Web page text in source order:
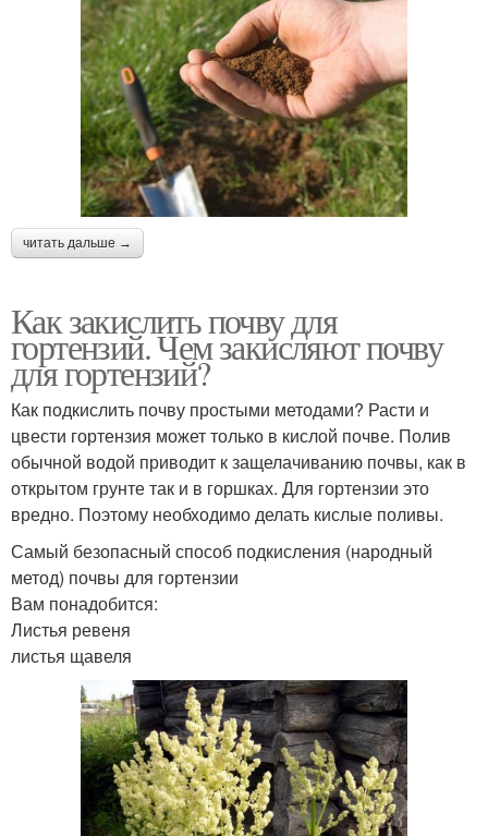
читать дальше →
Как закислить почву для
гортензий. Чем закисляют почву
для гортензий?
Как подкислить почву простыми методами? Расти и
цвести гортензия может только в кислой почве. Полив
обычной водой приводит к защелачиванию почвы, как в
открытом грунте так и в горшках. Для гортензии это
вредно. Поэтому необходимо делать кислые поливы.
Самый безопасный способ подкисления (народный
метод) почвы для гортензии
Вам понадобится:
Листья ревеня
листья щавеля